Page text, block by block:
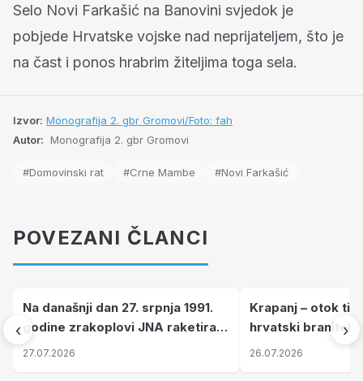
Selo Novi Farkašić na Banovini svjedok je
pobjede Hrvatske vojske nad neprijateljem, što je
na čast i ponos hrabrim žiteljima toga sela.
Izvor: Monografija 2. gbr Gromovi/Foto: fah
Autor: Monografija 2. gbr Gromovi
#Domovinski rat #Crne Mambe #Novi Farkašić
POVEZANI ČLANCI
‹
Na današnji dan 27. srpnja 1991.
godine zrakoplovi JNA raketirali
su vojarnu i obučni centar "Nikola
27.07.2026
Krapanj – otok
hrvatski branitelji
pronalaze mir
26.07.2026
›